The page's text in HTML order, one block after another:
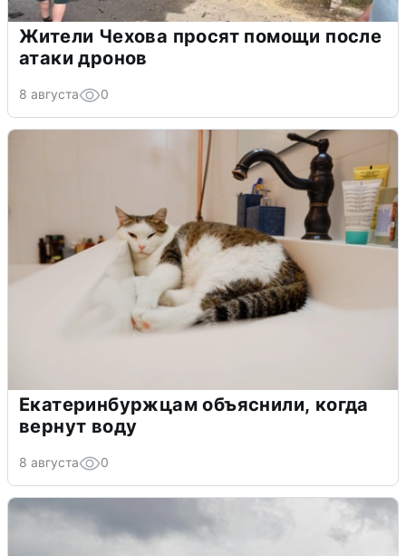
Жители Чехова просят помощи после
атаки дронов
8 августа 0
Екатеринбуржцам объяснили, когда
вернут воду
8 августа 0